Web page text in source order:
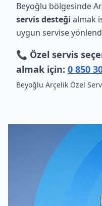
Beyoğlu bölgesinde
servis desteği almak
uygun servise
📞 Özel servis
almak için: 0 850
Beyoğlu Arçelik Özel